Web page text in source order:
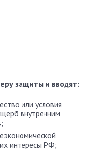
защиты и вводят:
или условия
внутренним
интересы РФ;